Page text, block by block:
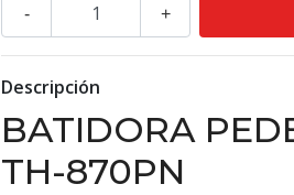
+
-
Descripción
BATIDORA
TH-870PN